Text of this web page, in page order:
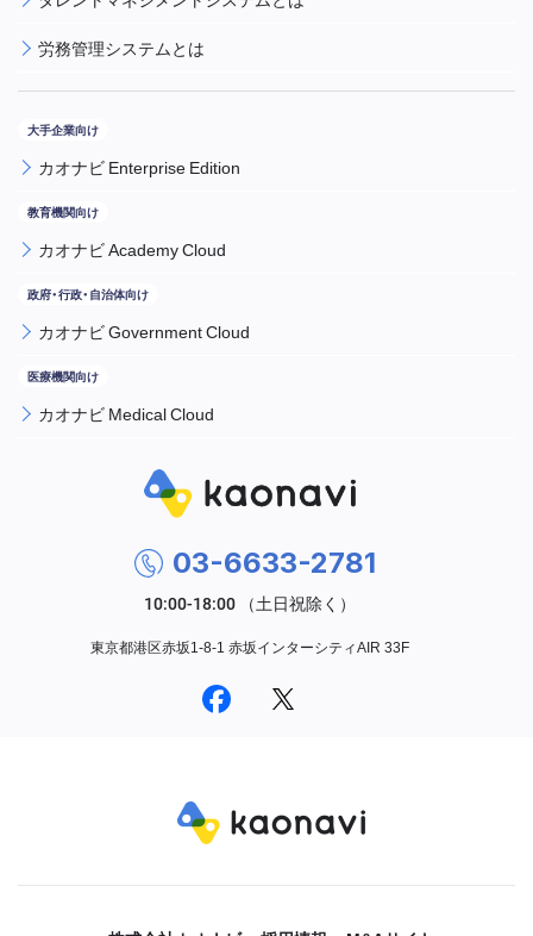
労務管理システムとは
カオナビ Enterprise Edition
カオナビ Academy Cloud
カオナビ Government Cloud
カオナビ Medical Cloud
03-6633-2781
東京都港区赤坂1-8-1 赤坂インターシティAIR 33F